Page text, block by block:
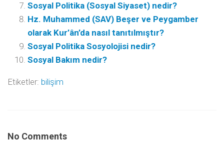
Sosyal Politika (Sosyal Siyaset) nedir?
Hz. Muhammed (SAV) Beşer ve Peygamber
olarak Kur’ân’da nasıl tanıtılmıştır?
Sosyal Politika Sosyolojisi nedir?
Sosyal Bakım nedir?
Etiketler: bilişim
No Comments